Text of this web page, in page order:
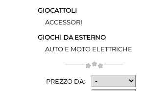
GIOCATTOLI
ACCESSORI
GIOCHI DA ESTERNO
AUTO E MOTO ELETTRICHE
PREZZO DA: